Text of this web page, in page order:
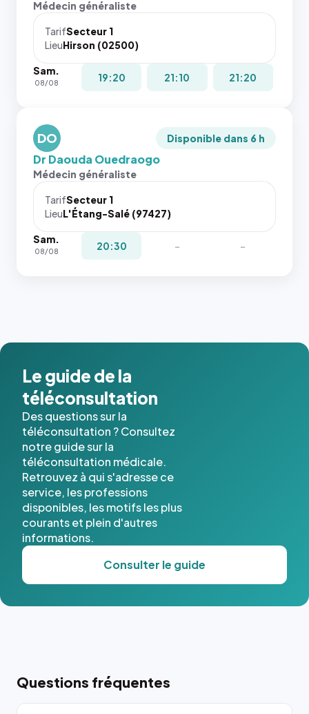
dans ce
cas. #}
navigateur
pas la
place, et
les trois
dernières
images de
l'annuaire
dans ce
cas. #}
Médecin généraliste
TarifSecteur 1
LieuHirson (02500)
Sam.
08/08 19:20 21:10 21:20
DO Disponible dans 6 h
Dr Daouda Ouedraogo
Médecin généraliste
TarifSecteur 1
LieuL'Étang-Salé (97427)
Sam.
08/08 20:30 - -
Le guide de la
téléconsultation
Des questions sur la
téléconsultation ? Consultez
notre guide sur la
téléconsultation médicale.
Retrouvez à qui s'adresse ce
service, les professions
disponibles, les motifs les plus
courants et plein d'autres
informations.
Consulter le guide
Questions fréquentes